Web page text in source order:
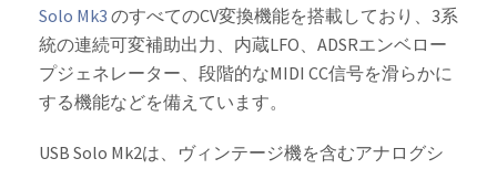
Solo Mk3 のすべてのCV変換機能を搭載しており、3系
統の連続可変補助出力、内蔵LFO、ADSRエンベロー
プジェネレーター、段階的なMIDI CC信号を滑らかに
する機能などを備えています。
USB Solo Mk2は、ヴィンテージ機を含むアナログシ